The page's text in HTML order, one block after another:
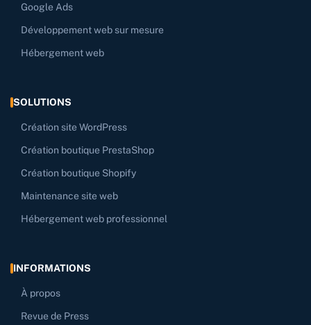
Google Ads
Développement web sur mesure
Hébergement web
SOLUTIONS
Création site WordPress
Création boutique PrestaShop
Création boutique Shopify
Maintenance site web
Hébergement web professionnel
INFORMATIONS
À propos
Revue de Press